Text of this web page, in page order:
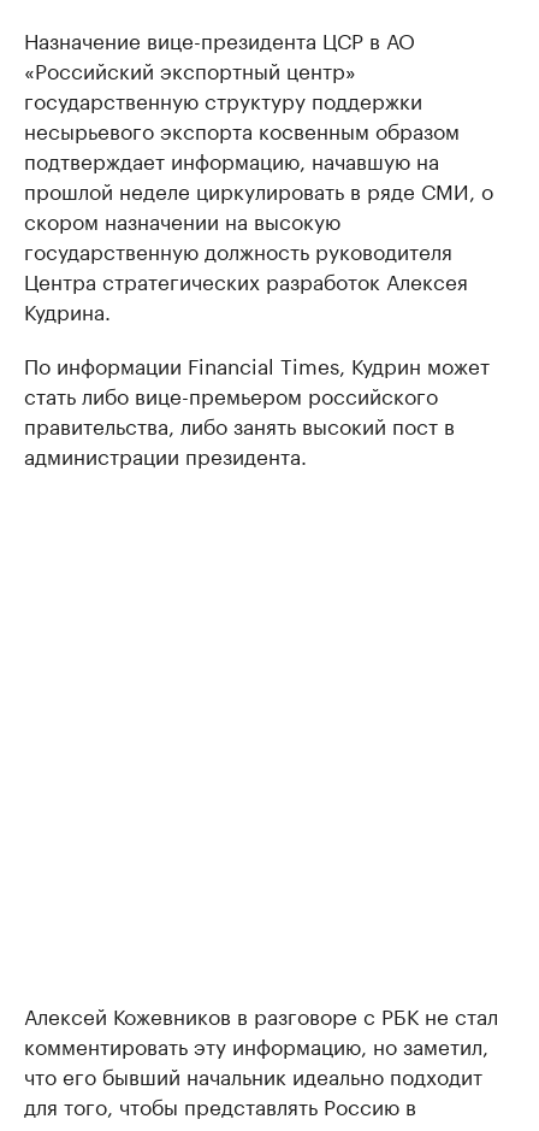
Назначение вице-президента ЦСР в АО
«Российский экспортный центр»
государственную структуру поддержки
несырьевого экспорта косвенным образом
подтверждает информацию, начавшую на
прошлой неделе циркулировать в ряде СМИ, о
скором назначении на высокую
государственную должность руководителя
Центра стратегических разработок Алексея
Кудрина.
По информации Financial Times, Кудрин может
стать либо вице-премьером российского
правительства, либо занять высокий пост в
администрации президента.
Алексей Кожевников в разговоре с РБК не стал
комментировать эту информацию, но заметил,
что его бывший начальник идеально подходит
для того, чтобы представлять Россию в